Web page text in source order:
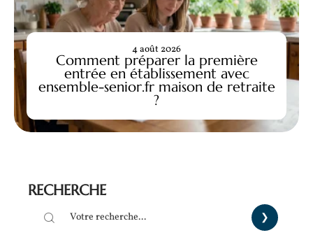
Comment préparer la première
entrée en établissement avec
ensemble-senior.fr maison de retraite
?
4 août 2026
RECHERCHE